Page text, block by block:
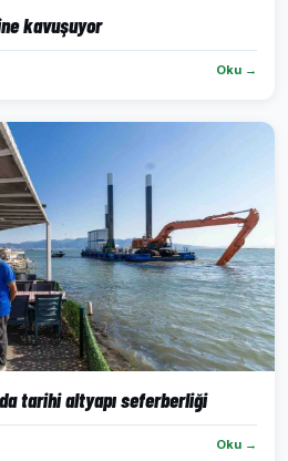
kavuşuyor
Oku →
tarihi altyapı seferberliği
Oku →